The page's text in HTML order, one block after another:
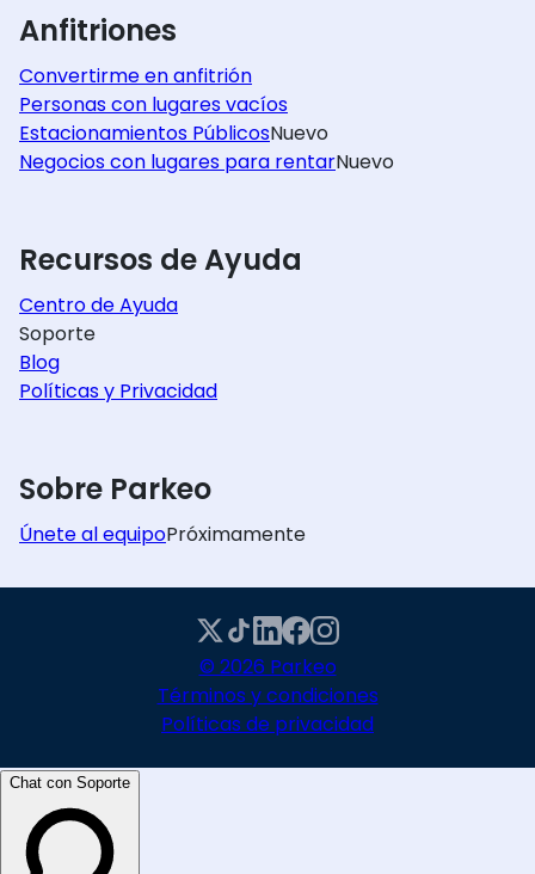
Anfitriones
Convertirme en anfitrión
Personas con lugares vacíos
Estacionamientos PúblicosNuevo
Negocios con lugares para rentarNuevo
Recursos de Ayuda
Centro de Ayuda
Soporte
Blog
Políticas y Privacidad
Sobre Parkeo
Únete al equipoPróximamente
© 2026 Parkeo
Términos y condiciones
Políticas de privacidad
Chat con Soporte